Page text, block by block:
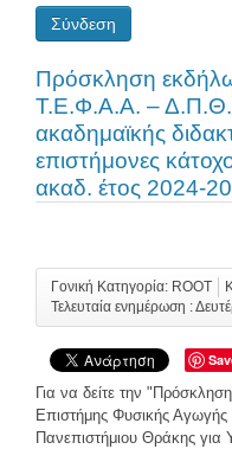
Σύνδεση
Πρόσκληση
Τ.Ε.Φ.Α.Α. – Δ.Π.Θ.
ακαδημαϊκής
επιστήμονες
ακαδ. έτος 2024-
Γονική Κατηγορία: ROOT
Τελευταία ενημέρωση :
Για να δείτε την
Επιστήμης Φυσικής Αγωγής
Πανεπιστήμιου Θράκης